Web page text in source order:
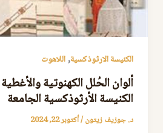
الكنيسة الارثوذكسية,اللاهوت
ألوان الحُلل الكهنوتية
الكنيسة الأرثوذكسية الجامعة
د. جوزيف زيتون/أكتوبر 22, 2024